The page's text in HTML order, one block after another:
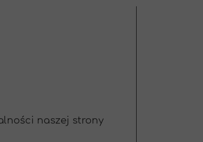
naszej strony